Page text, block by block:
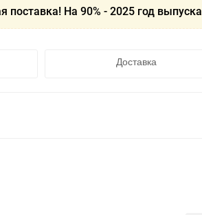
поставка! На 90% - 2025 год выпуска
Доставка